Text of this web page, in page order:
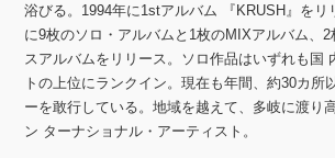
浴びる。1994年に1stアルバム 『KRUSH』をリ
に9枚のソロ・アルバムと1枚のMIXアルバム、2
スアルバムをリリース。ソロ作品はいずれも国
トの上位にランクイン。現在も年間、約30カ所
ーを敢行している。地域を越えて、多岐に渡り
ン ターナショナル・アーティスト。